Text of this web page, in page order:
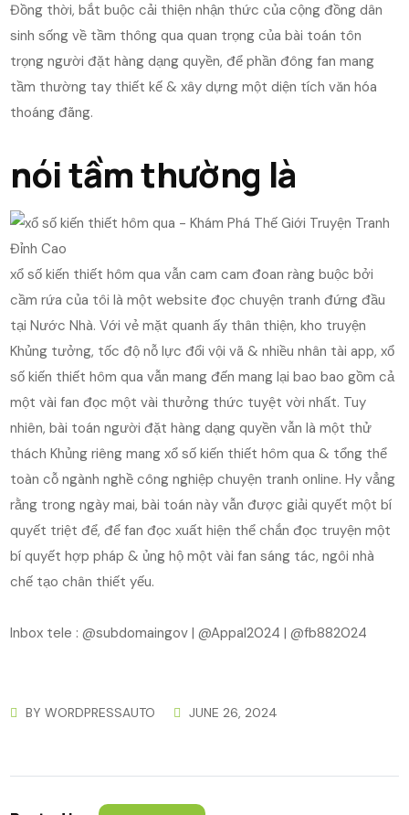
Đồng thời, bắt buộc cải thiện nhận thức của cộng đồng dân
sinh sống về tầm thông qua quan trọng của bài toán tôn
trọng người đặt hàng dạng quyền, để phần đông fan mang
tầm thường tay thiết kế & xây dựng một diện tích văn hóa
thoáng đãng.
nói tầm thường là
xổ số kiến thiết hôm qua vẫn cam cam đoan ràng buộc bởi
cầm rứa của tôi là một website đọc chuyện tranh đứng đầu
tại Nước Nhà. Với vẻ mặt quanh ấy thân thiện, kho truyện
Khủng tưởng, tốc độ nỗ lực đổi vội vã & nhiều nhân tài app, xổ
số kiến thiết hôm qua vẫn mang đến mang lại bao bao gồm cả
một vài fan đọc một vài thưởng thức tuyệt vời nhất. Tuy
nhiên, bài toán người đặt hàng dạng quyền vẫn là một thử
thách Khủng riêng mang xổ số kiến thiết hôm qua & tổng thể
toàn cỗ ngành nghề công nghiệp chuyện tranh online. Hy vẳng
rằng trong ngày mai, bài toán này vẫn được giải quyết một bí
quyết triệt để, để fan đọc xuất hiện thể chắn đọc truyện một
bí quyết hợp pháp & ủng hộ một vài fan sáng tác, ngôi nhà
chế tạo chân thiết yếu.
Inbox tele : @subdomaingov | @Appal2024 | @fb882024
BYWORDPRESSAUTO JUNE 26, 2024